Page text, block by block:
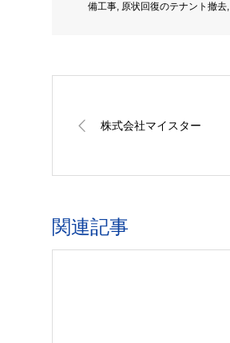
備工事, 原状回復のテナント撤去,
株式会社マイスター
関連記事